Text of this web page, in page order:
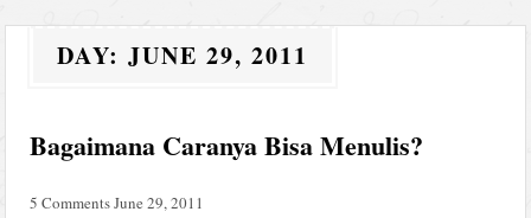
DAY:JUNE 29, 2011
Bagaimana Caranya Bisa Menulis?
5 CommentsJune 29, 2011